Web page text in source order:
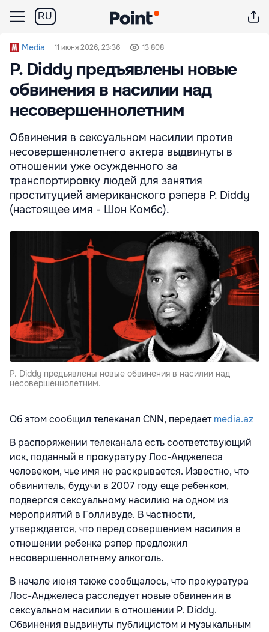
RU
Media 11 июня 2026, 23:36 13 808
P. Diddy предъявлены новые
обвинения в насилии над
несовершеннолетним
Обвинения в сексуальном насилии против
несовершеннолетнего актера выдвинуты в
отношении уже осужденного за
транспортировку людей для занятия
проституцией американского рэпера P. Diddy
(настоящее имя - Шон Комбс).
P. Diddy предъявлены новые обвинения в насилии над
несовершеннолетним.
Об этом сообщил телеканал CNN, передаетmedia.az
В распоряжении телеканала есть соответствующий
иск, поданный в прокуратуру Лос-Анджелеса
человеком, чье имя не раскрывается. Известно, что
обвинитель, будучи в 2007 году еще ребенком,
подвергся сексуальному насилию на одном из
мероприятий в Голливуде. В частности,
утверждается, что перед совершением насилия в
отношении ребенка рэпер предложил
несовершеннолетнему алкоголь.
В начале июня также сообщалось, что прокуратура
Лос-Анджелеса расследует новые обвинения в
сексуальном насилии в отношении P. Diddy.
Обвинения выдвинуты публицистом и музыкальным